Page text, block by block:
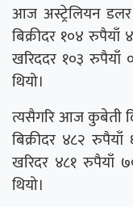
आज अस्ट्रेलियन
बिक्रीदर १०४
खरिददर १०३ रुपैयाँ
थियो।
त्यसैगरि आज कुबेती
बिक्रीदर ४८२
खरिदर ४८१ रुपैयाँ
थियो।